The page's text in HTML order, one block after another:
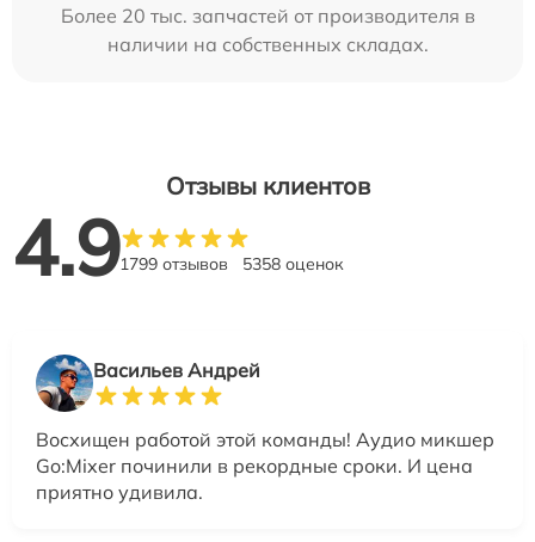
Более 20 тыс. запчастей от производителя в
наличии на собственных складах.
Отзывы клиентов
4.91799 отзывов 5358 оценок
Васильев Андрей
Восхищен работой этой команды! Аудио микшер
Go:Mixer починили в рекордные сроки. И цена
приятно удивила.